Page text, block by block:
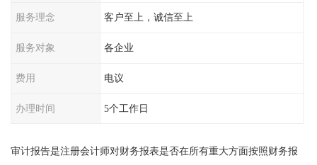
服务理念 客户至上，诚信至上
服务对象 各企业
费用 电议
办理时间 5个工作日
审计报告是注册会计师对财务报表是否在所有重大方面按照财务报